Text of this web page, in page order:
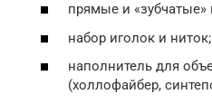
прямые и
набор иголок и ниток;
наполнитель для
(холлофайбер,